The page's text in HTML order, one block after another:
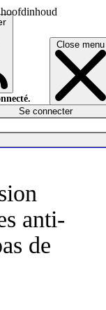
Close menu
Se connecter
anti-
de